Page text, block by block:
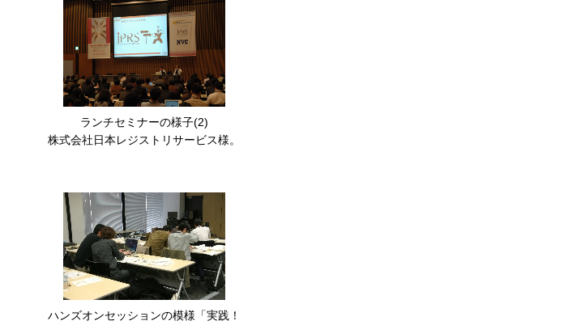
ランチセミナーの様子(2)
株式会社日本レジストリサービス様。
ハンズオンセッションの模様「実践！